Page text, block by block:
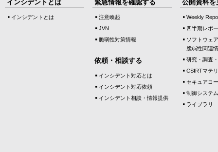
インシデントとは
インシデントとは
緊急情報を確認する
注意喚起
JVN
脆弱性対策情報
依頼・相談する
インシデント対応とは
インシデント対応依頼
インシデント相談・情報提供
公開資料を
Weekly
四半期レポ
ソフトウェ
脆弱性関連
研究・調査
CSIRTマテ
セキュアコ
制御システ
ライブラリ